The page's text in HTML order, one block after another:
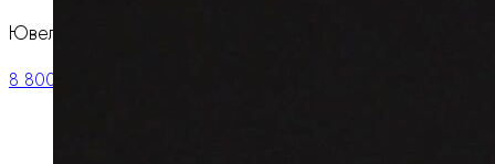
Ювелирные украшения
8 800 234 0217